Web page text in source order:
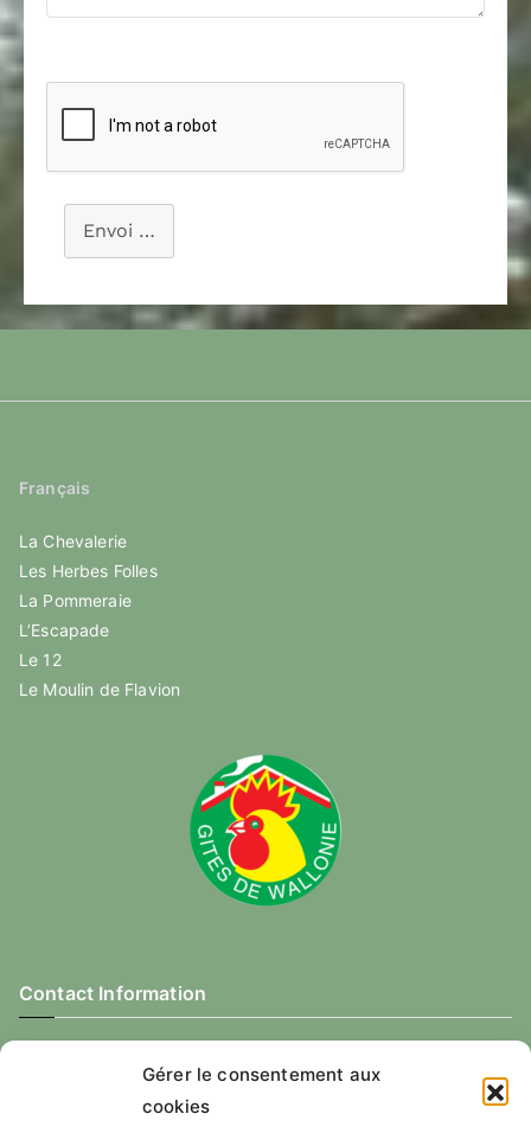
Gérer le consentement aux
cookies
Envoi …
Français
La Chevalerie
Les Herbes Folles
La Pommeraie
L’Escapade
Le 12
Le Moulin de Flavion
Contact Information
info@infogite.be